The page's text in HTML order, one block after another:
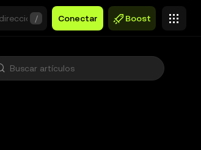
/ Conectar Boost